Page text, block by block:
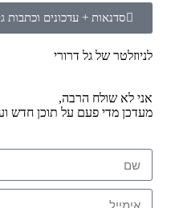
סדנאות + עדכונים וכתבות
לניוזלטר של גל דרורי
אני לא שולח הרבה,
מעדכן מדי פעם על תוכן חדש